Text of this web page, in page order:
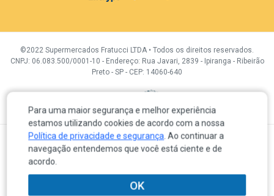
©2022 Supermercados Fratucci LTDA • Todos os direitos reservados.
CNPJ: 06.083.500/0001-10 - Endereço: Rua Javari, 2839 - Ipiranga - Ribeirão
Preto - SP - CEP: 14060-640
A venda e o consumo de bebidas alcoólicas são proibidas para menores de 18 anos.
Em caso de divergência de preços no próprio site, é válido somente o valor do Carrinho de compras.
Os produtos, preços e condições de pagamento são válidos exclusivamente para a loja eletrônica
durante o dia de hoje, sujeitas a alterações sem prévia notificação. Os preços previstos no site
veiculados em redes sociais, e-mail, sites de buscas ou meios impressos.
Os itens em promoção poderão ter quantidades limitadas por clientes de acordo com o artigo 39 – I
Para uma maior segurança e melhor experiência
estamos utilizando cookies de acordo com a nossa
Política de privacidade e segurança. Ao continuar a
navegação entendemos que você está ciente e de
acordo.
OK